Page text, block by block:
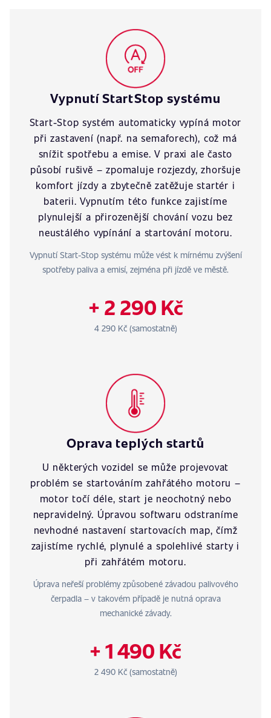
Vypnutí StartStop systému
Start-Stop systém automaticky vypíná motor
při zastavení (např. na semaforech), což má
snížit spotřebu a emise. V praxi ale často
působí rušivě – zpomaluje rozjezdy, zhoršuje
komfort jízdy a zbytečně zatěžuje startér i
baterii. Vypnutím této funkce zajistíme
plynulejší a přirozenější chování vozu bez
neustálého vypínání a startování motoru.
Vypnutí Start-Stop systému může vést k mírnému zvýšení
spotřeby paliva a emisí, zejména při jízdě ve městě.
+ 2 290 Kč
4 290 Kč (samostatně)
Oprava teplých startů
U některých vozidel se může projevovat
problém se startováním zahřátého motoru –
motor točí déle, start je neochotný nebo
nepravidelný. Úpravou softwaru odstraníme
nevhodné nastavení startovacích map, čímž
zajistíme rychlé, plynulé a spolehlivé starty i
při zahřátém motoru.
Úprava neřeší problémy způsobené závadou palivového
čerpadla – v takovém případě je nutná oprava
mechanické závady.
+ 1 490 Kč
2 490 Kč (samostatně)